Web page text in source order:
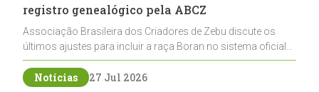
registro genealógico pela ABCZ
Associação Brasileira dos Criadores de Zebu discute os
últimos ajustes para incluir a raça Boran no sistema oficial
de registros, abrindo caminho para sua expansão na
pecuária nacional
Notícias 27 Jul 2026